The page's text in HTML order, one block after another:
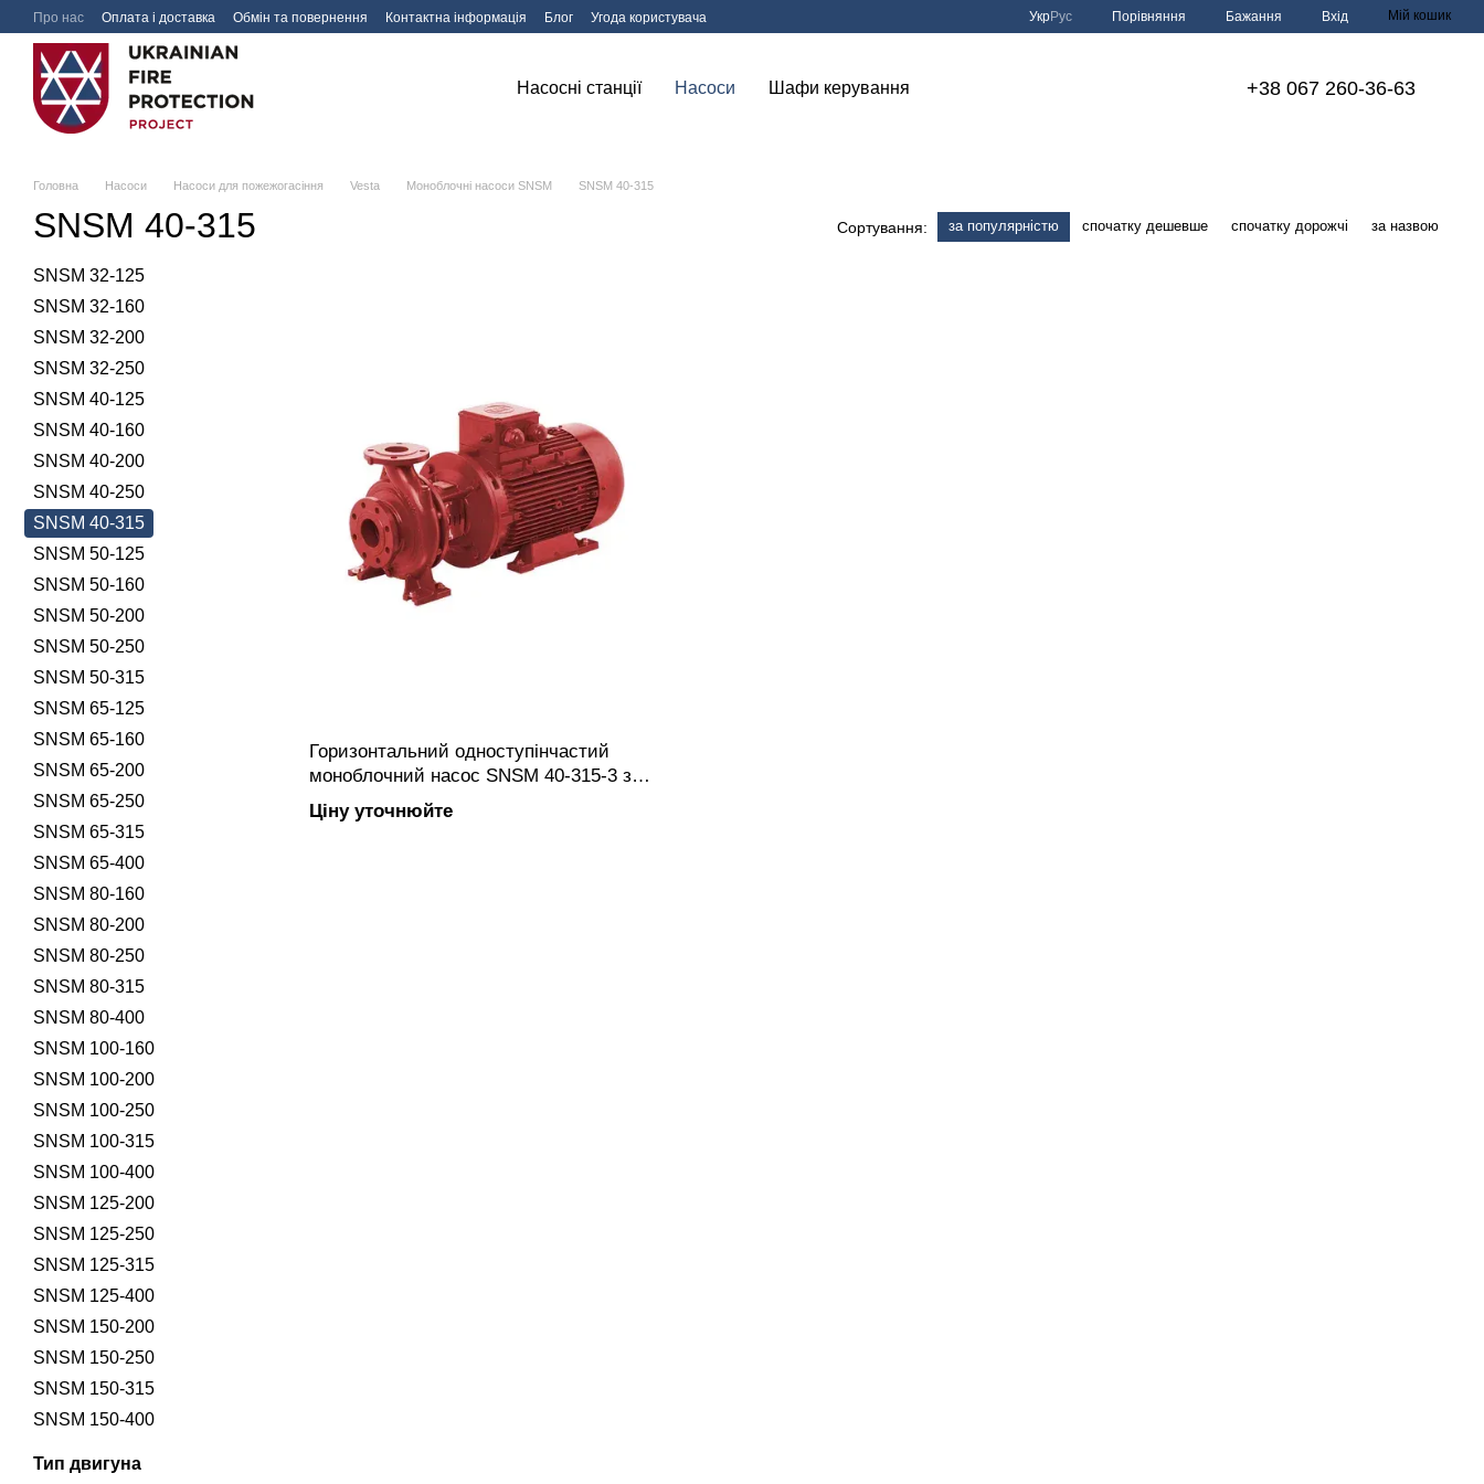
Перейти до основного контенту
Про нас Оплата і доставка Обмін та повернення Контактна інформація Блог Угода користувача УкрРус Порівняння Бажання Вхід Мій кошик
Насосні станції Насоси Шафи керування +38 067 260-36-63
Головна Насоси Насоси для пожежогасіння Vesta Моноблочні насоси SNSM SNSM 40-315
SNSM 40-315 Сортування: за популярністю спочатку дешевше спочатку дорожчі за назвою
Горизонтальний одноступінчастий
моноблочний насос SNSM 40-315-3 з
закритим робочим колесом, фланцевим
підключенням, жорсткою муфтою,
Ціну уточнюйте
SNSM 32-125
SNSM 32-160
SNSM 32-200
SNSM 32-250
SNSM 40-125
SNSM 40-160
SNSM 40-200
SNSM 40-250
SNSM 40-315
SNSM 50-125
SNSM 50-160
SNSM 50-200
SNSM 50-250
SNSM 50-315
SNSM 65-125
SNSM 65-160
SNSM 65-200
SNSM 65-250
SNSM 65-315
SNSM 65-400
SNSM 80-160
SNSM 80-200
SNSM 80-250
SNSM 80-315
SNSM 80-400
SNSM 100-160
SNSM 100-200
SNSM 100-250
SNSM 100-315
SNSM 100-400
SNSM 125-200
SNSM 125-250
SNSM 125-315
SNSM 125-400
SNSM 150-200
SNSM 150-250
SNSM 150-315
SNSM 150-400
Тип двигуна